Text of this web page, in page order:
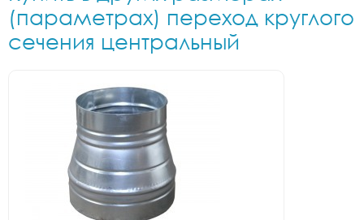
(параметрах) переход круглого
сечения центральный